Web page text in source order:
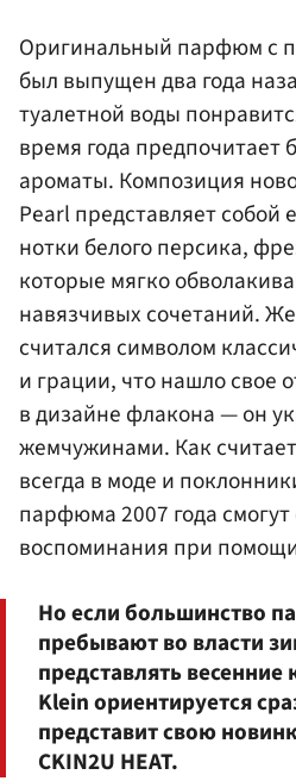
Оригинальный парфюм с
был выпущен два года
туалетной воды
время года предпочитает
ароматы. Композиция
Pearl представляет собой
нотки белого персика,
которые мягко
навязчивых сочетаний.
считался символом
и грации, что нашло свое
в дизайне флакона — он
жемчужинами. Как
всегда в моде и
парфюма 2007 года
воспоминания при
Но если большинство
пребывают во власти
представлять
Klein ориентируется
представит свою
CKIN2U HEAT.